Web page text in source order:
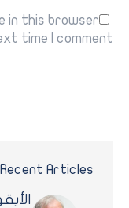
in this browser
time I comment.
Recent Articles